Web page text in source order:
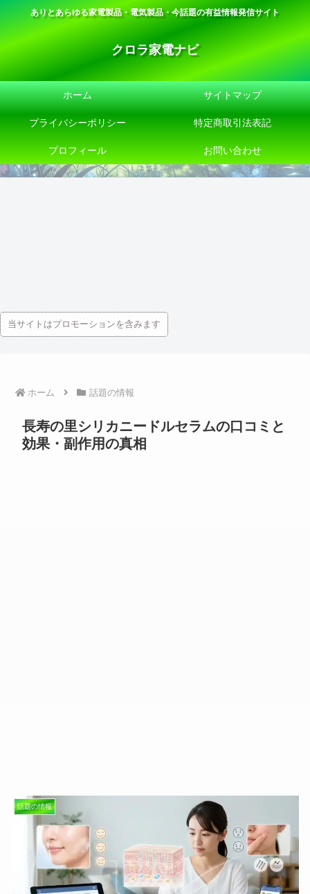
ありとあらゆる家電製品・電気製品・今話題の有益情報発信サイト
クロラ家電ナビ
ホーム サイトマップ
プライバシーポリシー 特定商取引法表記
プロフィール お問い合わせ
当サイトはプロモーションを含みます
ホーム 話題の情報
長寿の里シリカニードルセラムの口コミと
効果・副作用の真相
話題の情報